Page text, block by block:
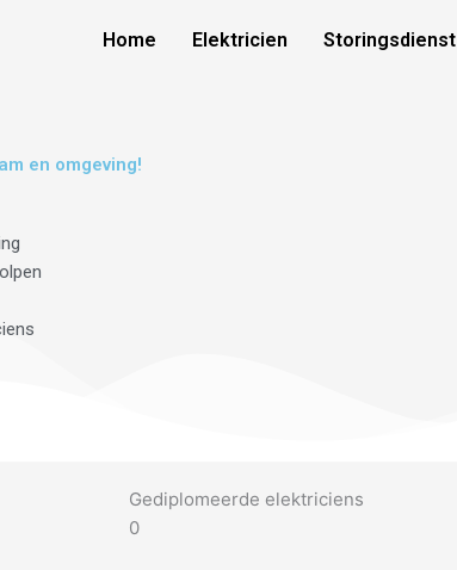
Home Elektricien Storingsdienst
en omgeving!
Gediplomeerde elektriciens
0